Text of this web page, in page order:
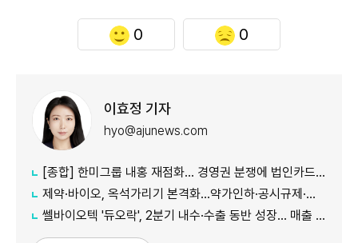
0 0
이효정 기자
hyo@ajunews.com
[종합] 한미그룹 내홍 재점화… 경영권 분쟁에 법인카드 의혹까지 '악재 지속'
제약·바이오, 옥석가리기 본격화…약가인하·공시규제·투자위축까지 '삼중고'
쎌바이오텍 '듀오락', 2분기 내수·수출 동반 성장… 매출 158억원